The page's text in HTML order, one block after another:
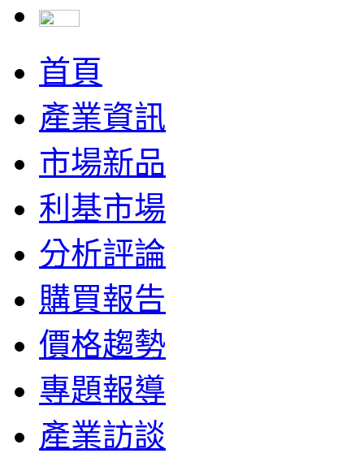
首頁
產業資訊
市場新品
利基市場
分析評論
購買報告
價格趨勢
專題報導
產業訪談